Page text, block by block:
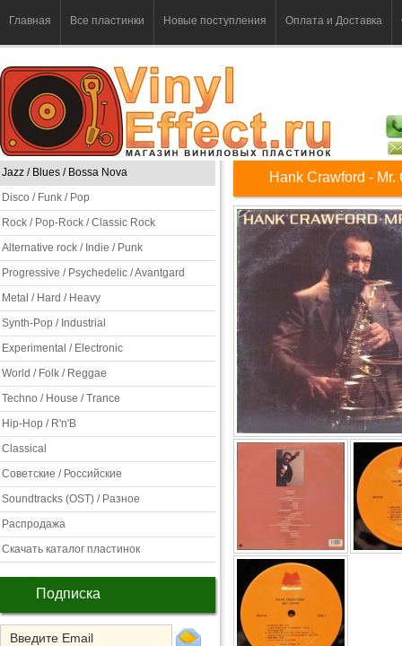
Главная Все пластинки Новые поступления Оплата и Доставка
Jazz / Blues / Bossa Nova
Disco / Funk / Pop
Rock / Pop-Rock / Classic Rock
Alternative rock / Indie / Punk
Progressive / Psychedelic / Avantgard
Metal / Hard / Heavy
Synth-Pop / Industrial
Experimental / Electronic
World / Folk / Reggae
Techno / House / Trance
Hip-Hop / R'n'B
Classical
Советские / Российские
Soundtracks (OST) / Разное
Распродажа
Скачать каталог пластинок
Подписка
Hank Crawford - Mr.